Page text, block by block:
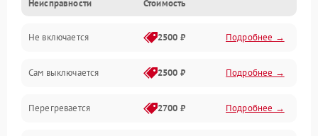
Неисправности Стоимость
Не включается 2500 ₽ Подробнее →
Сам выключается 2500 ₽ Подробнее →
Перегревается 2700 ₽ Подробнее →